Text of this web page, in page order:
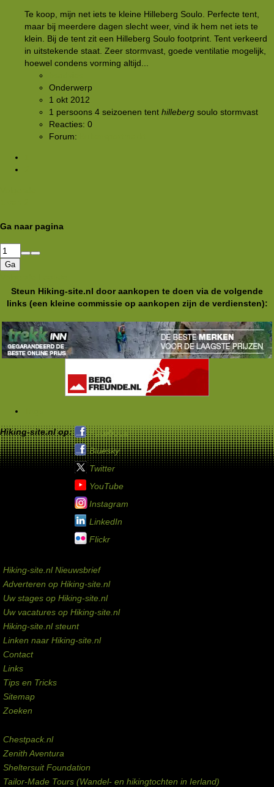
Te koop, mijn net iets te kleine Hilleberg Soulo. Perfecte tent,
maar bij meerdere dagen slecht weer, vind ik hem net iets te
klein. Bij de tent zit een Hilleberg Soulo footprint. Tent verkeerd
in uitstekende staat. Zeer stormvast, goede ventilatie mogelijk,
hoewel condens vorming altijd...
Onderwerp
1 okt 2012
1 persoons 4 seizoenen tent hilleberg soulo stormvast
Reacties: 0
Forum:
Ga naar pagina
Ga
Steun Hiking-site.nl door aankopen te doen via de volgende
links (een kleine commissie op aankopen zijn de verdiensten):
Hiking-site.nl op:
Facebook
Bluesky
Twitter
YouTube
Instagram
LinkedIn
Flickr
Hiking-site.nl Nieuwsbrief
Adverteren op Hiking-site.nl
Uw stages op Hiking-site.nl
Uw vacatures op Hiking-site.nl
Hiking-site.nl steunt
Linken naar Hiking-site.nl
Contact
Links
Tips en Tricks
Sitemap
Zoeken
Chestpack.nl
Zenith Aventura
Sheltersuit Foundation
Tailor-Made Tours (Wandel- en hikingtochten in Ierland)